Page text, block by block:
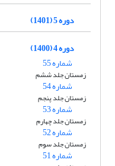
دوره 5 (1401)
دوره 4 (1400)
شماره 55
زمستان جلد ششم
شماره 54
زمستان جلد پنجم
شماره 53
زمستان جلد چهارم
شماره 52
زمستان جلد سوم
شماره 51